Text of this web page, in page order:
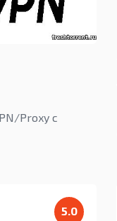
Proxy с
5.0